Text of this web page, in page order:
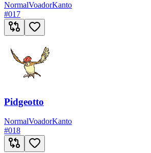
NormalVoadorKanto
#017
Pidgeotto
NormalVoadorKanto
#018